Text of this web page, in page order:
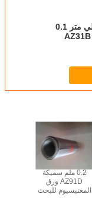
0.04 مللي متر 0.08 مللي متر 0.1
مللي متر 0.2 مللي متر AZ31B
0.2 ملم سميكة
AZ91D ورق
المغنيسيوم للبحث